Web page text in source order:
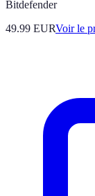
Bitdefender
49.99 EURVoir le